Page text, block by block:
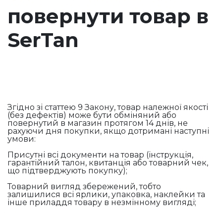
повернути товар в
SerTan
Згідно зі статтею 9 Закону, товар належної якості
(без дефектів) може бути обміняний або
повернутий в магазин протягом 14 днів, не
рахуючи дня покупки, якщо дотримані наступні
умови:
Присутні всі документи на товар (інструкція,
гарантійний талон, квитанція або товарний чек,
що підтверджують покупку);
Товарний вигляд збережений, тобто
залишилися всі ярлики, упаковка, наклейки та
інше приладдя товару в незмінному вигляді;